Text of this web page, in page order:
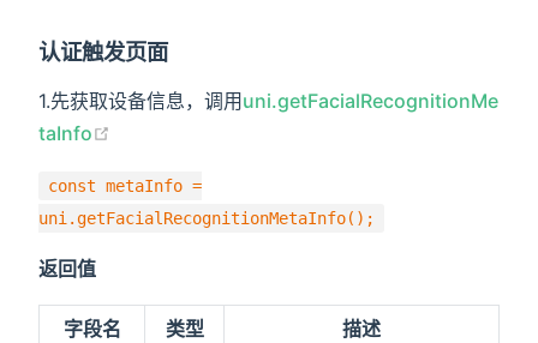
认证触发页面
1.先获取设备信息，调用 uni.getFacialRecognitionMe
taInfo
const metaInfo =
uni.getFacialRecognitionMetaInfo();
返回值
字段名 类型 描述